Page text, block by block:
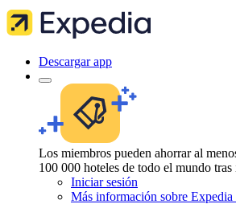
Descargar app
Los miembros pueden ahorrar al
100 000 hoteles de todo el mundo tras
Iniciar sesión
Más información sobre Expedia